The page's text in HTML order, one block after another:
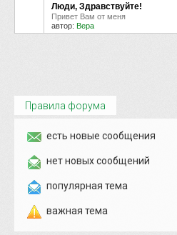
Люди, Здравствуйте!
Привет Вам от меня
автор: Вера
Правила форума
есть новые сообщения
нет новых сообщений
популярная тема
важная тема